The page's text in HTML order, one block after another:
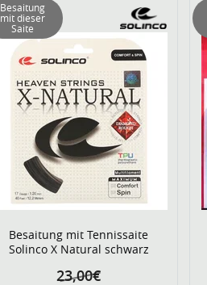
Besaitung mit Tennissaite
Solinco X Natural schwarz
23,00€
Besaitung
mit dieser
Saite